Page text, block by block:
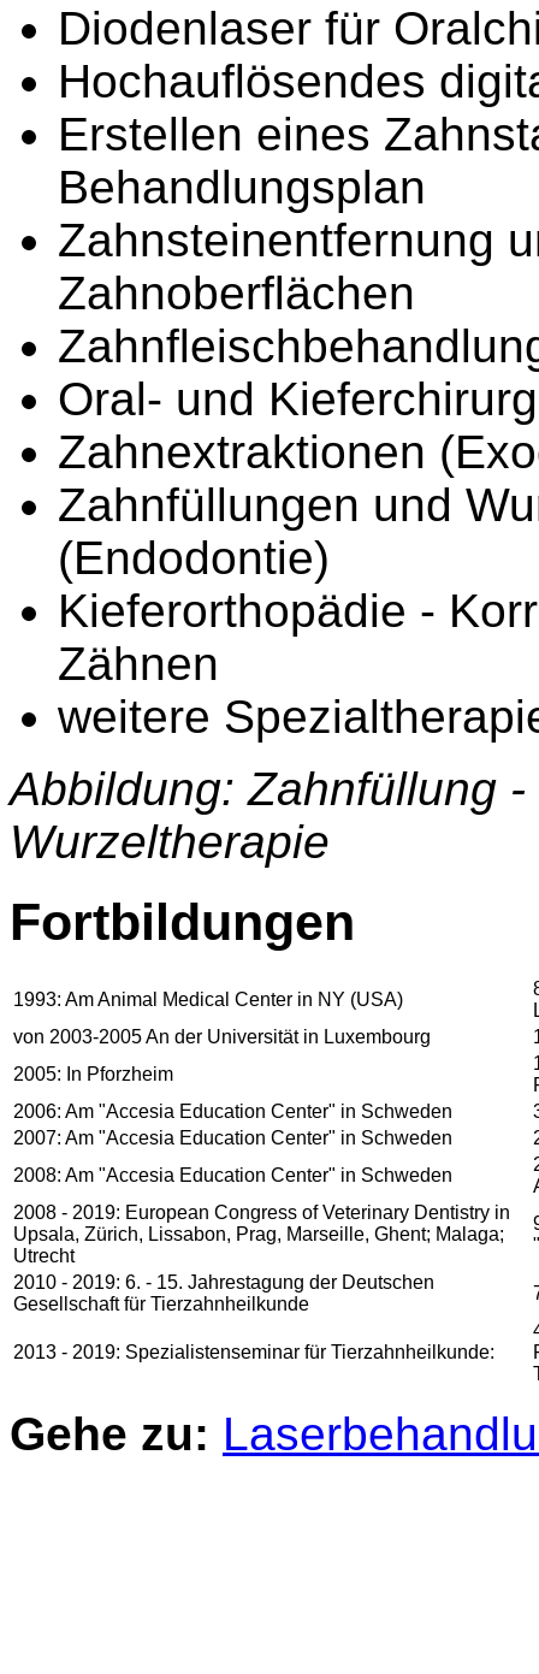
Diodenlaser für
Hochauflösendes
Erstellen eines
Behandlungsplan
Zahnsteinentfernung
Zahnoberflächen
Oral- und
Zahnextraktionen
Zahnfüllungen und
(Endodontie)
Kieferorthopädie -
Zähnen
weitere
Abbildung: Zahnfüllung
Wurzeltherapie
Fortbildungen
1993: Am Animal Medical Center in NY (USA)
von 2003-2005 An der Universität in Luxembourg
2005: In Pforzheim
2006: Am "Accesia Education Center" in Schweden
2007: Am "Accesia Education Center" in Schweden
2008: Am "Accesia Education Center" in Schweden
2008 - 2019: European Congress of Veterinary Dentistry in
Upsala, Zürich, Lissabon, Prag, Marseille, Ghent; Malaga;
Utrecht
2010 - 2019: 6. - 15. Jahrestagung der Deutschen
Gesellschaft für Tierzahnheilkunde
2013 - 2019: Spezialistenseminar für Tierzahnheilkunde:
Gehe zu: